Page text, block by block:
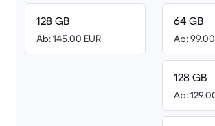
128 GB
Ab: 145.00 EUR
64 GB
Ab: 99.00
128 GB
Ab: